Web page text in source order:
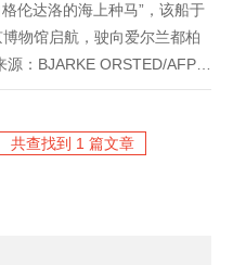
伦达洛的海上种马”，该船于
物馆启航，驶向爱尔兰都柏
：BJARKE ORSTED/AFP
一处维京时代大型纺织品生
共查找到 1 篇文章